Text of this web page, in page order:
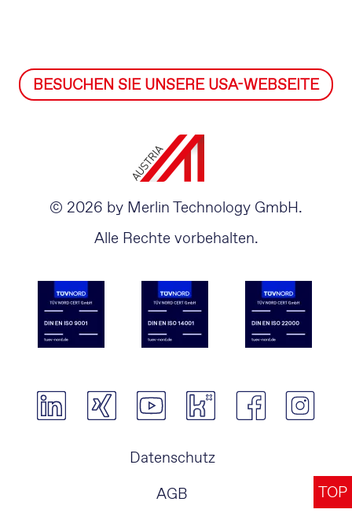
TOP
BESUCHEN SIE UNSERE USA-WEBSEITE
© 2026 by Merlin Technology GmbH.
Alle Rechte vorbehalten.
Navigation
Datenschutz
AGB